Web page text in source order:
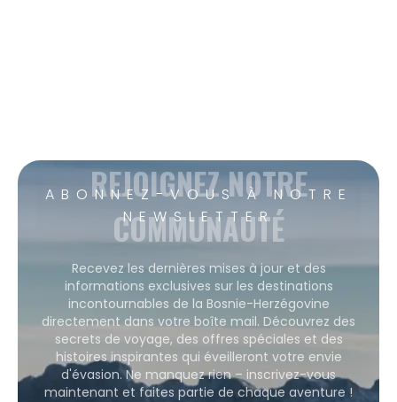
ABONNEZ-VOUS À NOTRE
NEWSLETTER
REJOIGNEZ NOTRE
COMMUNAUTÉ
Recevez les dernières mises à jour et des
informations exclusives sur les destinations
incontournables de la Bosnie-Herzégovine
directement dans votre boîte mail. Découvrez des
secrets de voyage, des offres spéciales et des
histoires inspirantes qui éveilleront votre envie
d'évasion. Ne manquez rien – inscrivez-vous
maintenant et faites partie de chaque aventure !